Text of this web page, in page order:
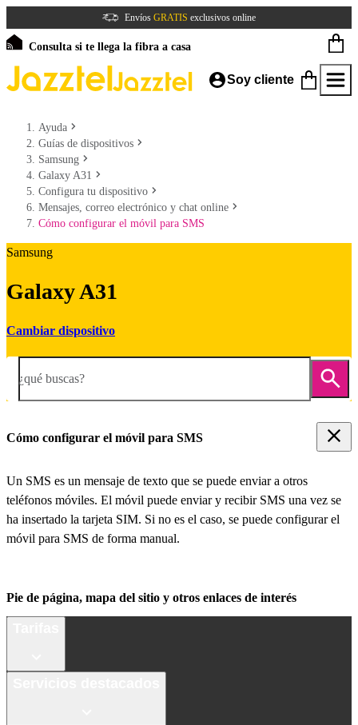
Envíos GRATIS exclusivos online
Consulta si te llega la fibra a casa
Soy cliente
Ayuda
Guías de dispositivos
Samsung
Galaxy A31
Configura tu dispositivo
Mensajes, correo electrónico y chat online
Cómo configurar el móvil para SMS
Samsung
Galaxy A31
Cambiar dispositivo
¿qué buscas?
Cómo configurar el móvil para SMS
Un SMS es un mensaje de texto que se puede enviar a otros
teléfonos móviles. El móvil puede enviar y recibir SMS una vez se
ha insertado la tarjeta SIM. Si no es el caso, se puede configurar el
móvil para SMS de forma manual.
Pie de página, mapa del sitio y otros enlaces de interés